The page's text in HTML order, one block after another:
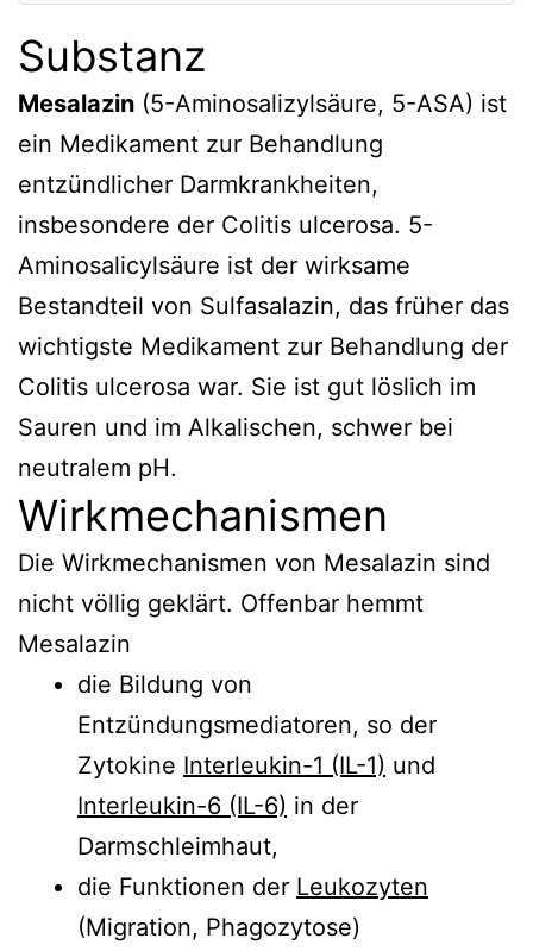
Substanz
Mesalazin (5-Aminosalizylsäure, 5-ASA) ist
ein Medikament zur Behandlung
entzündlicher Darmkrankheiten,
insbesondere der Colitis ulcerosa. 5-
Aminosalicylsäure ist der wirksame
Bestandteil von Sulfasalazin, das früher das
wichtigste Medikament zur Behandlung der
Colitis ulcerosa war. Sie ist gut löslich im
Sauren und im Alkalischen, schwer bei
neutralem pH.
Wirkmechanismen
Die Wirkmechanismen von Mesalazin sind
nicht völlig geklärt. Offenbar hemmt
Mesalazin
die Bildung von
Entzündungsmediatoren, so der
Zytokine Interleukin-1 (IL-1) und
Interleukin-6 (IL-6) in der
Darmschleimhaut,
die Funktionen der Leukozyten
(Migration, Phagozytose)